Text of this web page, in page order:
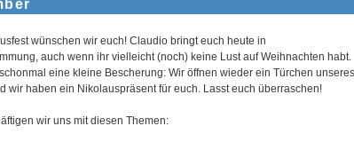
wünschen wir euch! Claudio bringt euch heute in
auch wenn ihr vielleicht (noch) keine Lust auf Weihnachten habt.
eine kleine Bescherung: Wir öffnen wieder ein Türchen unseres
wir haben ein Nikolauspräsent für euch. Lasst euch überraschen!
wir uns mit diesen Themen: